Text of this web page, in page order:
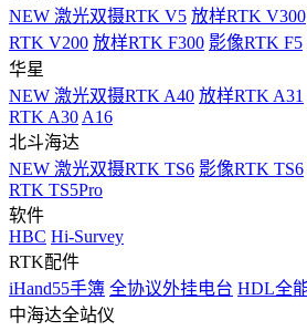
NEW 激光双摄RTK V5 放样RTK V300
RTK V200 放样RTK F300 影像RTK F5
华星
NEW 激光双摄RTK A40 放样RTK A31
RTK A30 A16
北斗海达
NEW 激光双摄RTK TS6 影像RTK TS6
RTK TS5Pro
软件
HBC Hi-Survey
RTK配件
iHand55手簿 全协议外挂电台 HDL全
中海达全站仪